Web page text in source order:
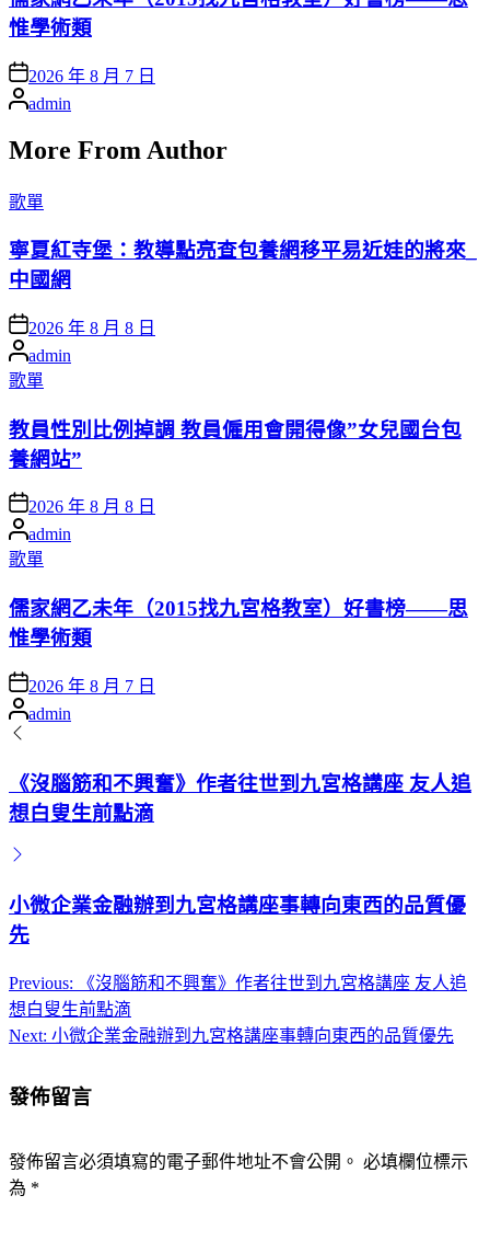
惟學術類
Posted
on
2026 年 8 月 7 日
Posted
by
admin
More From Author
Posted
in
歌單
寧夏紅寺堡：教導點亮查包養網移平易近娃的將來_
中國網
Posted
on
2026 年 8 月 8 日
Posted
by
admin
Posted
in
歌單
教員性別比例掉調 教員僱用會開得像”女兒國台包
養網站”
Posted
on
2026 年 8 月 8 日
Posted
by
admin
Posted
in
歌單
儒家網乙未年（2015找九宮格教室）好書榜——思
惟學術類
Posted
on
2026 年 8 月 7 日
Posted
by
admin
《沒腦筋和不興奮》作者往世到九宮格講座 友人追
想白叟生前點滴
小微企業金融辦到九宮格講座事轉向東西的品質優
先
文
章
覽
Previous:
《沒腦筋和不興奮》作者往世到九宮格講座 友人追
想白叟生前點滴
Next: 小微企業金融辦到九宮格講座事轉向東西的品質優先
發佈留言
發佈留言必須填寫的電子郵件地址不會公開。 必填欄位標示
為 *